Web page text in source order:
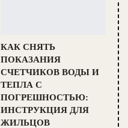
КАК СНЯТЬ
ПОКАЗАНИЯ
СЧЕТЧИКОВ ВОДЫ И
ТЕПЛА С
ПОГРЕШНОСТЬЮ:
ИНСТРУКЦИЯ ДЛЯ
ЖИЛЬЦОВ